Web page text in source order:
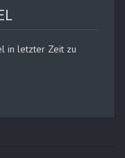
in letzter Zeit zu